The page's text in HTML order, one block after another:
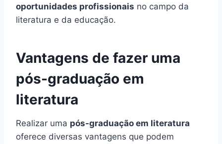
oportunidades profissionais no campo da
literatura e da educação.
Vantagens de fazer uma
pós-graduação em
literatura
Realizar uma pós-graduação em literatura
oferece diversas vantagens que podem